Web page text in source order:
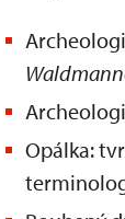
Opálka: